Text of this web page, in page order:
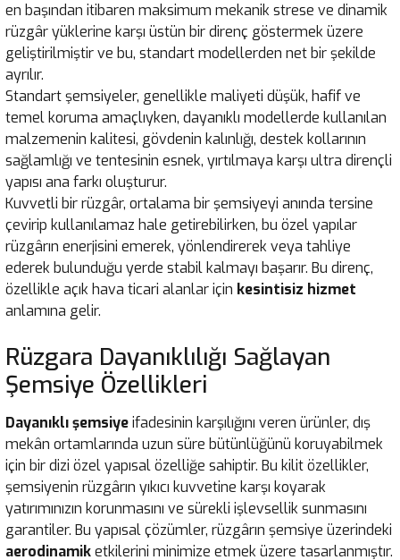
en başından itibaren maksimum mekanik strese ve dinamik
rüzgâr yüklerine karşı üstün bir direnç göstermek üzere
geliştirilmiştir ve bu, standart modellerden net bir şekilde
ayrılır.
Standart şemsiyeler, genellikle maliyeti düşük, hafif ve
temel koruma amaçlıyken, dayanıklı modellerde kullanılan
malzemenin kalitesi, gövdenin kalınlığı, destek kollarının
sağlamlığı ve tentesinin esnek, yırtılmaya karşı ultra dirençli
yapısı ana farkı oluşturur.
Kuvvetli bir rüzgâr, ortalama bir şemsiyeyi anında tersine
çevirip kullanılamaz hale getirebilirken, bu özel yapılar
rüzgârın enerjisini emerek, yönlendirerek veya tahliye
ederek bulunduğu yerde stabil kalmayı başarır. Bu direnç,
özellikle açık hava ticari alanlar için kesintisiz hizmet
anlamına gelir.
Rüzgara Dayanıklılığı Sağlayan
Şemsiye Özellikleri
Dayanıklı şemsiyeifadesinin karşılığını veren ürünler, dış
mekân ortamlarında uzun süre bütünlüğünü koruyabilmek
için bir dizi özel yapısal özelliğe sahiptir. Bu kilit özellikler,
şemsiyenin rüzgârın yıkıcı kuvvetine karşı koyarak
yatırımınızın korunmasını ve sürekli işlevsellik sunmasını
garantiler. Bu yapısal çözümler, rüzgârın şemsiye üzerindeki
aerodinamiketkilerini minimize etmek üzere tasarlanmıştır.